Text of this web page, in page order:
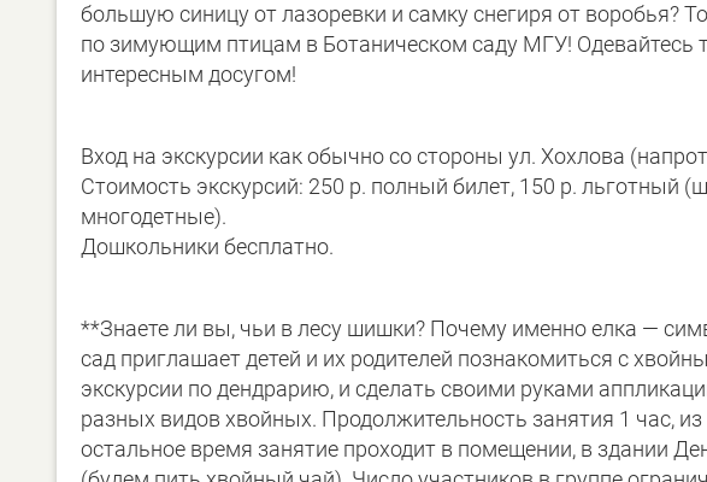
большую синицу от лазоревки и самку снегиря от воробья?
по зимующим птицам в Ботаническом саду МГУ! Одевайтесь
интересным досугом!
Вход на экскурсии как обычно со стороны ул. Хохлова
Стоимость экскурсий: 250 р. полный билет, 150 р. льготный
многодетные).
Дошкольники бесплатно.
**Знаете ли вы, чьи в лесу шишки? Почему именно елка —
сад приглашает детей и их родителей познакомиться с
экскурсии по дендрарию, и сделать своими руками
разных видов хвойных. Продолжительность занятия 1 час,
остальное время занятие проходит в помещении, в здании